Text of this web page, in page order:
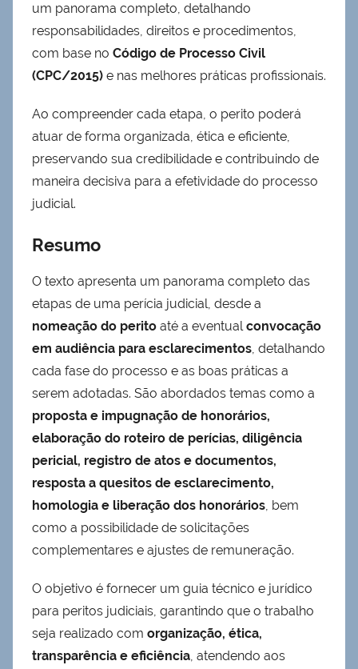
um panorama completo, detalhando
responsabilidades, direitos e procedimentos,
com base no Código de Processo Civil
(CPC/2015) e nas melhores práticas profissionais.
Ao compreender cada etapa, o perito poderá
atuar de forma organizada, ética e eficiente,
preservando sua credibilidade e contribuindo de
maneira decisiva para a efetividade do processo
judicial.
Resumo
O texto apresenta um panorama completo das
etapas de uma perícia judicial, desde a
nomeação do perito até a eventualconvocação
em audiência para esclarecimentos, detalhando
cada fase do processo e as boas práticas a
serem adotadas. São abordados temas como a
proposta e impugnação de honorários,
elaboração do roteiro de perícias, diligência
pericial, registro de atos e documentos,
resposta a quesitos de esclarecimento,
homologia e liberação dos honorários, bem
como a possibilidade de solicitações
complementares e ajustes de remuneração.
O objetivo é fornecer um guia técnico e jurídico
para peritos judiciais, garantindo que o trabalho
seja realizado com organização, ética,
transparência e eficiência, atendendo aos